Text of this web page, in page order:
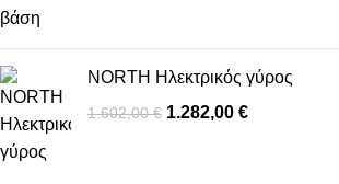
NORTH Ηλεκτρικός γύρος
1.602,00€ 1.282,00 €